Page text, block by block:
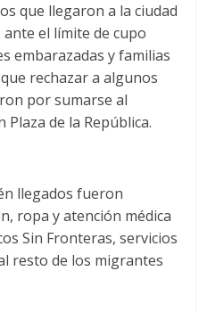
que llegaron a la ciudad
el límite de cupo
embarazadas y familias
rechazar a algunos
por sumarse al
de la República.
llegados fueron
ropa y atención médica
Sin Fronteras, servicios
resto de los migrantes